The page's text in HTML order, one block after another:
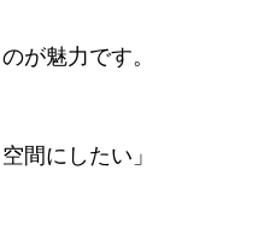
が魅力です。
間にしたい」